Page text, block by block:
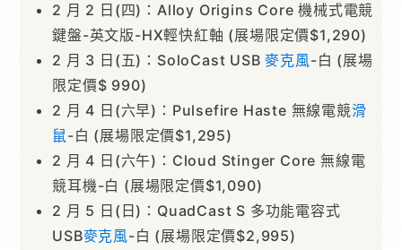
2 月 2 日(四)：Alloy Origins Core 機械式電競
鍵盤-英文版-HX輕快紅軸 (展場限定價$1,290)
2 月 3 日(五)：SoloCast USB麥克風-白 (展場
限定價$ 990)
2 月 4 日(六早)：Pulsefire Haste 無線電競滑
鼠-白 (展場限定價$1,295)
2 月 4 日(六午)：Cloud Stinger Core 無線電
競耳機-白 (展場限定價$1,090)
2 月 5 日(日)：QuadCast S 多功能電容式
USB麥克風-白 (展場限定價$2,995)